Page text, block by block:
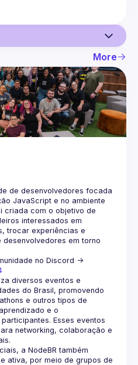
More
de desenvolvedores focada
JavaScript e no ambiente
criada com o objetivo de
interessados em
trocar experiências e
em torno
no Discord ->
diversos eventos e
do Brasil, promovendo
e outros tipos de
e o
Esses eventos
networking, colaboração e
a NodeBR também
ativa, por meio de grupos de